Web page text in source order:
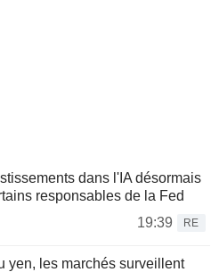
dans l'IA désormais
responsables de la Fed
19:39
RE
yen, les marchés surveillent